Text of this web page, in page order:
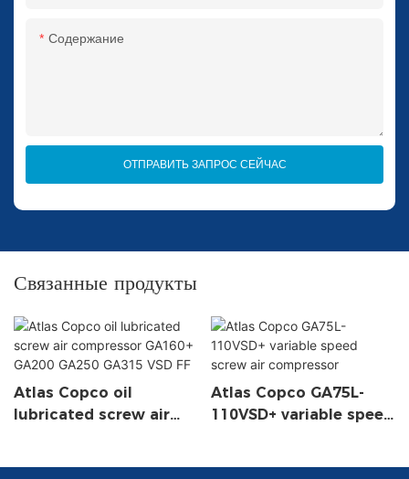
Содержание
ОТПРАВИТЬ ЗАПРОС СЕЙЧАС
Связанные продукты
Atlas Copco oil
lubricated screw air
Atlas Copco GA75L-
110VSD+ variable speed